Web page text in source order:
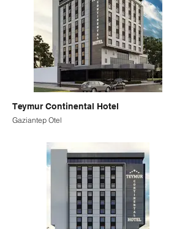
Teymur Continental Hotel
Gaziantep Otel